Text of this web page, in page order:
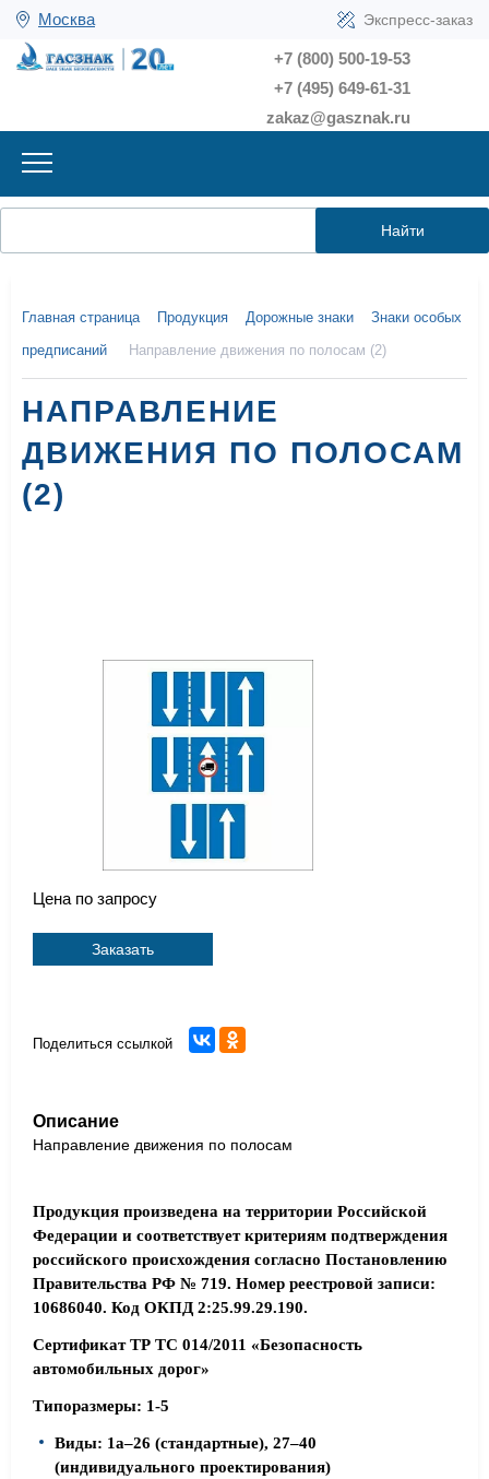
Москва Экспресс-заказ
+7 (800) 500-19-53
+7 (495) 649-61-31
zakaz@gasznak.ru
Найти
Главная страница Продукция Дорожные знаки
Знаки особых
предписаний
Направление движения по полосам (2)
НАПРАВЛЕНИЕ
ДВИЖЕНИЯ ПО ПОЛОСАМ
(2)
Цена по запросу
Заказать
Поделиться ссылкой
Описание
Направление движения по полосам
Продукция произведена на территории Российской
Федерации и соответствует критериям подтверждения
российского происхождения согласно Постановлению
Правительства РФ № 719. Номер реестровой записи:
10686040. Код ОКПД 2:25.99.29.190.
Сертификат ТР ТС 014/2011 «Безопасность
автомобильных дорог»
Типоразмеры: 1-5
Виды: 1а–26 (стандартные), 27–40
(индивидуального проектирования)